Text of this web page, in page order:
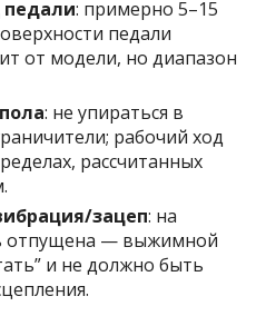
педали: примерно 5–15
педали
от модели, но диапазон
: не упираться в
рабочий ход
рассчитанных
зацеп: на
отпущена — выжимной
и не должно быть